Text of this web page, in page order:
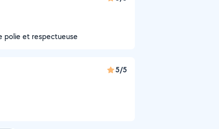
polie et respectueuse
5/5